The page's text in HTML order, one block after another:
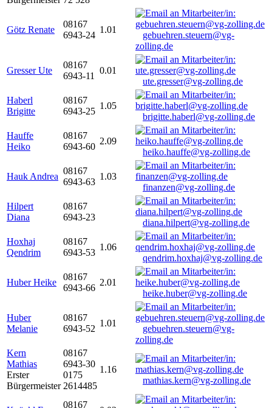
Götz Renate
08167
6943-24
1.01
gebuehren.steuern@vg-
zolling.de
Gresser Ute
08167
6943-11
0.01
ute.gresser@vg-zolling.de
Haberl
Brigitte
08167
6943-25
1.05
brigitte.haberl@vg-zolling.de
Hauffe
Heiko
08167
6943-60
2.09
heiko.hauffe@vg-zolling.de
Hauk Andrea
08167
6943-63
1.03
finanzen@vg-zolling.de
Hilpert
Diana
08167
6943-23
diana.hilpert@vg-zolling.de
Hoxhaj
Qendrim
08167
6943-53
1.06
qendrim.hoxhaj@vg-zolling.de
Huber Heike
08167
6943-66
2.01
heike.huber@vg-zolling.de
Huber
Melanie
08167
6943-52
1.01
gebuehren.steuern@vg-
zolling.de
Kern
Mathias
Erster
Bürgermeister
08167
6943-30
0175
2614485
1.16
mathias.kern@vg-zolling.de
08167